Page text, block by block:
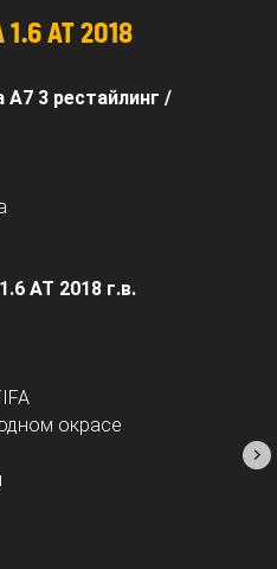
1.6 AT 2018
A7 3 рестайлинг /
AT 2018 г.в.
окрасе